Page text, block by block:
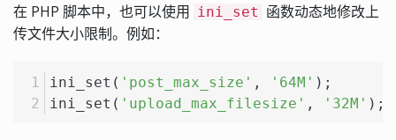
在 PHP 脚本中，也可以使用 ini_set 函数动态地修改上
传文件大小限制。例如：
ini_set( 'post_max_size' , '64M' );
ini_set( 'upload_max_filesize' , '32M' );